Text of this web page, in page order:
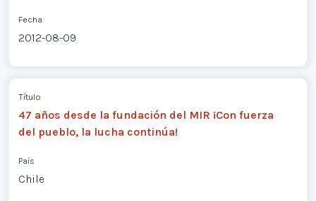
Fecha
2012-08-09
Título
47 años desde la fundación del MIR ¡Con fuerza
del pueblo, la lucha continúa!
País
Chile